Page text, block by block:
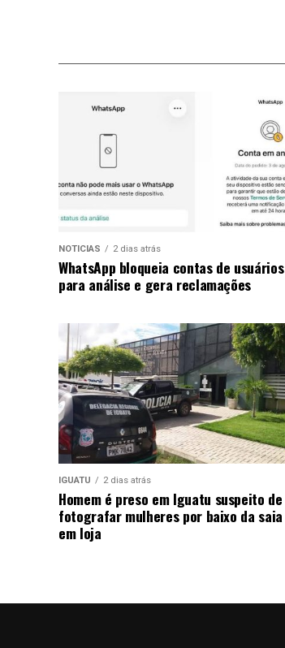
NOTICIAS 2 dias atrás
WhatsApp bloqueia contas de usuários
para análise e gera reclamações
IGUATU 2 dias atrás
Homem é preso em Iguatu suspeito de
fotografar mulheres por baixo da saia
em loja